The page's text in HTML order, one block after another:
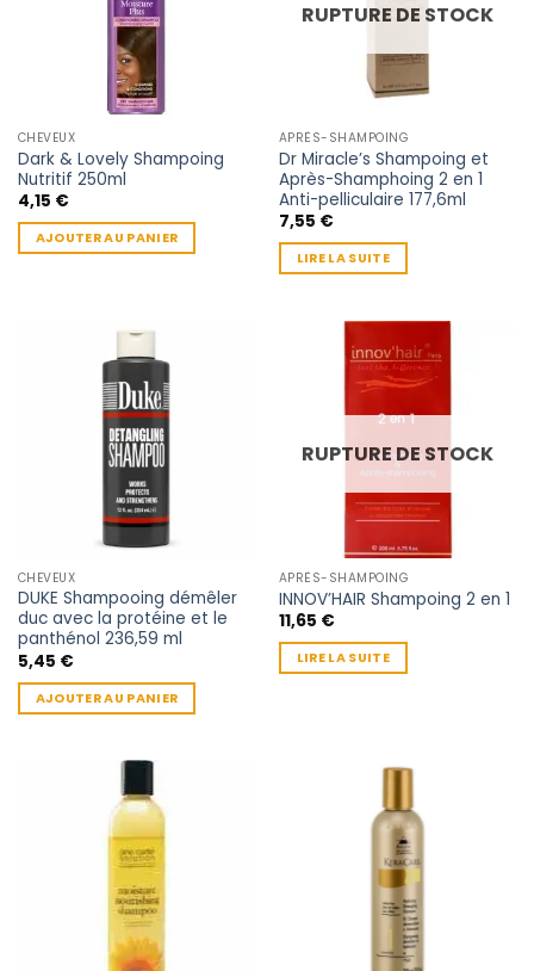
CHEVEUX
Dark & Lovely Shampoing
Nutritif 250ml
4,15 €
AJOUTER AU PANIER
RUPTURE DE STOCK
APRÈS-SHAMPOING
Dr Miracle’s Shampoing et
Après-Shamphoing 2 en 1
Anti-pelliculaire 177,6ml
7,55 €
LIRE LA SUITE
CHEVEUX
DUKE Shampooing démêler
duc avec la protéine et le
panthénol 236,59 ml
5,45 €
AJOUTER AU PANIER
RUPTURE DE STOCK
APRÈS-SHAMPOING
INNOV’HAIR Shampoing 2 en 1
11,65 €
LIRE LA SUITE